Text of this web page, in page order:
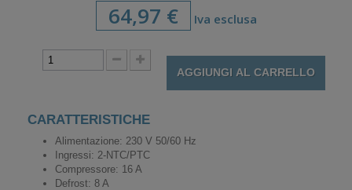
64,97 € Iva esclusa
AGGIUNGI AL CARRELLO
CARATTERISTICHE
Alimentazione: 230 V 50/60 Hz
Ingressi: 2-NTC/PTC
Compressore: 16 A
Defrost: 8 A